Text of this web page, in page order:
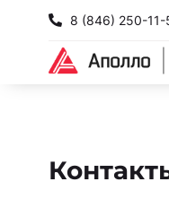
8 (846) 250-11-